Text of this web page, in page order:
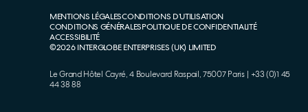
MENTIONS LÉGALESCONDITIONS D’UTILISATION
CONDITIONS GÉNÉRALESPOLITIQUE DE CONFIDENTIALITÉ
ACCESSIBILITÉ
©2026INTERGLOBE ENTERPRISES (UK) LIMITED
Le Grand Hôtel Cayré, 4 Boulevard Raspail, 75007 Paris | +33 (0)1 45
44 38 88